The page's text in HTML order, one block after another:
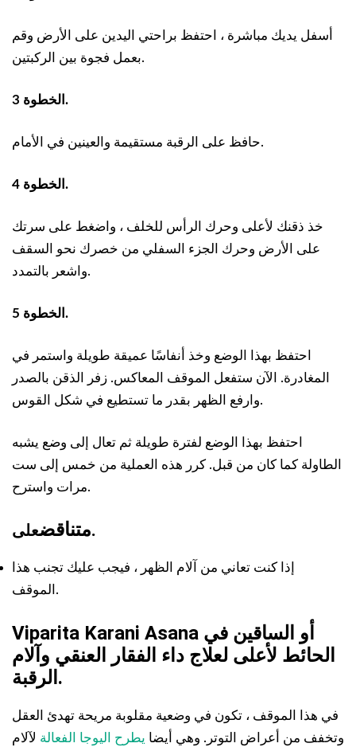
أسفل يديك مباشرة ، احتفظ براحتي اليدين على الأرض وقم
بعمل فجوة بين الركبتين.
الخطوة 3.
حافظ على الرقبة مستقيمة والعينين في الأمام.
الخطوة 4.
خذ ذقنك لأعلى وحرك الرأس للخلف ، واضغط على سرتك
على الأرض وحرك الجزء السفلي من خصرك نحو السقف
واشعر بالتمدد.
الخطوة 5.
احتفظ بهذا الوضع وخذ أنفاسًا عميقة طويلة واستمر في
المغادرة. الآن ستفعل الموقف المعاكس. زفر الذقن بالصدر
وارفع الظهر بقدر ما تستطيع في شكل القوس.
احتفظ بهذا الوضع لفترة طويلة ثم تعال إلى وضع يشبه
الطاولة كما كان من قبل. كرر هذه العملية من خمس إلى ست
مرات واسترح.
متناقضعلى.
إذا كنت تعاني من آلام الظهر ، فيجب عليك تجنب هذا
الموقف.
Viparita Karani Asana أو الساقين في
الحائط لأعلى لعلاج داء الفقار العنقي وآلام
الرقبة.
في هذا الموقف ، تكون في وضعية مقلوبة مريحة تهدئ العقل
وتخفف من أعراض التوتر. وهي أيضا يطرح اليوجا الفعالة لآلام